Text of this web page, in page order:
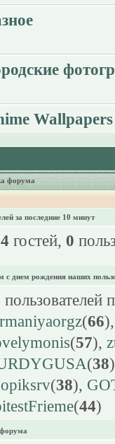
Wallpapers
форума
за последние 10 минут
гостей, 0
с днем рождения наших
пользователей
(66),
(57),
(38
(38),
(44)